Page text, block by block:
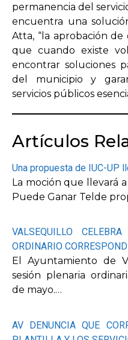
permanencia del
encuentra una
Atta, “la aprobación
que cuando existe
encontrar soluciones
del municipio y
servicios públicos
Artículos
Una propuesta de IUC-UP
La moción que llevará
Puede Ganar Telde
VALSEQUILLO
ORDINARIO
El Ayuntamiento de
sesión plenaria
de mayo.…
AV DENUNCIA QUE